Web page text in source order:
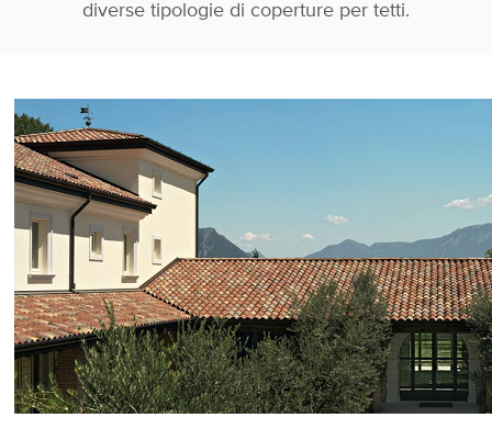
diverse tipologie di coperture per tetti.